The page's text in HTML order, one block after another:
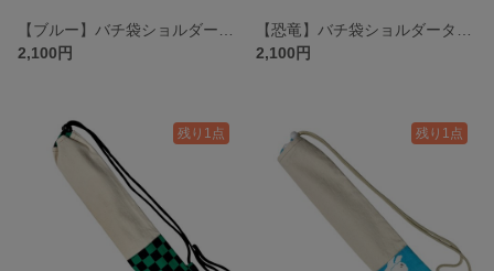
2,100円
2,100円
残り1点 残り1点